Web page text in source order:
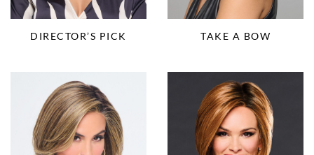
DIRECTOR’S PICK TAKE A BOW